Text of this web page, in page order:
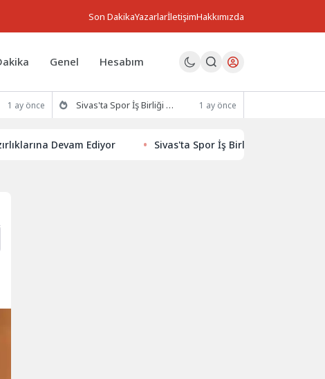
Son DakikaYazarlarİletişimHakkımızda
Genel Hesabım
1 ay önce Sivas'ta Spor İş Birliği Protokolü İmzalandı 1 ay önce
Devam Ediyor Sivas'ta Spor İş Birliği Protokolü İmzalandı